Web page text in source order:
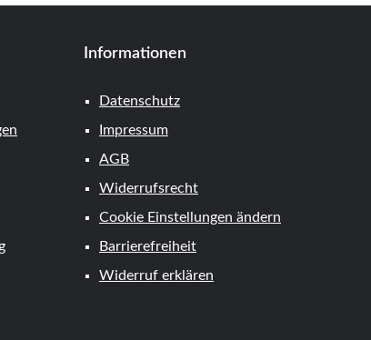
Informationen
Datenschutz
Impressum
AGB
Widerrufsrecht
Cookie Einstellungen ändern
Barrierefreiheit
Widerruf erklären